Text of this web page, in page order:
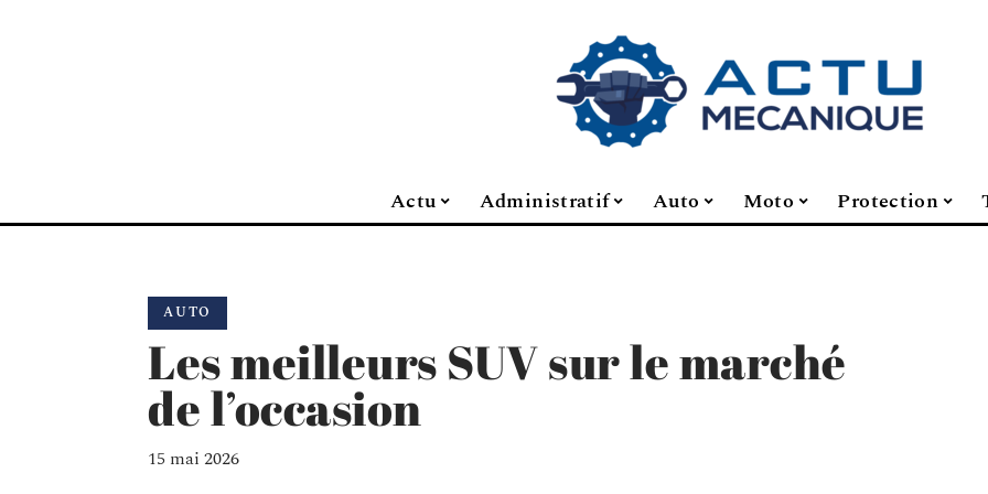
Actu Administratif Auto Moto Protection
AUTO
Les meilleurs SUV sur le marché
de l’occasion
15 mai 2026